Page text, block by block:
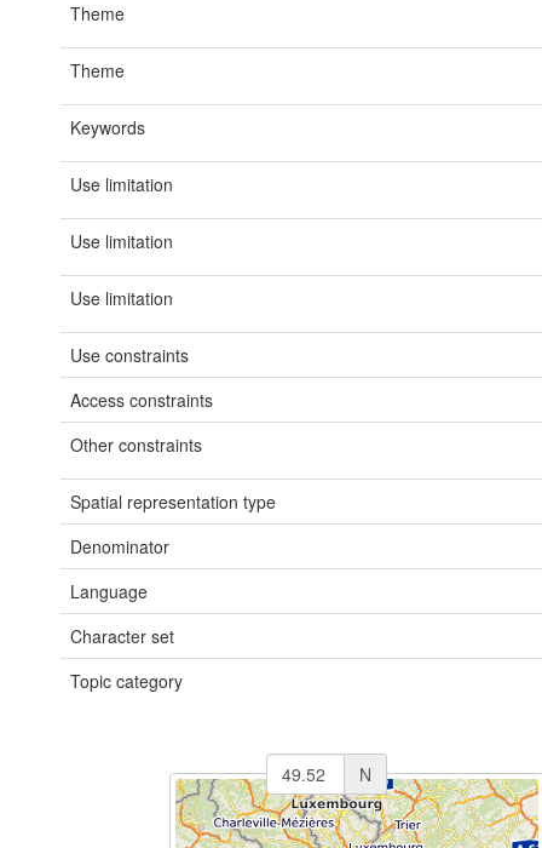
Theme
Theme
Keywords
Use limitation
Use limitation
Use limitation
Use constraints
Access constraints
Other constraints
Spatial representation type
Denominator
Language
Character set
Topic category
N